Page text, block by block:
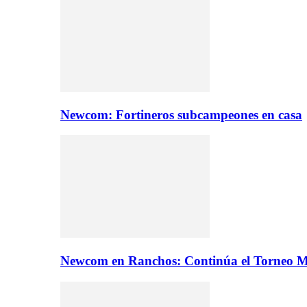
Newcom: Fortineros subcampeones en casa
Newcom en Ranchos: Continúa el Torneo